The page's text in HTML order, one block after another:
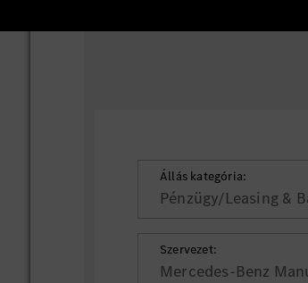
Állás kategória:
Pénzügy/Leasing &
Szervezet:
Mercedes-Benz